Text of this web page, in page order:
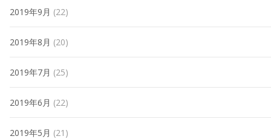
2019年9月 (22)
2019年8月 (20)
2019年7月 (25)
2019年6月 (22)
2019年5月 (21)